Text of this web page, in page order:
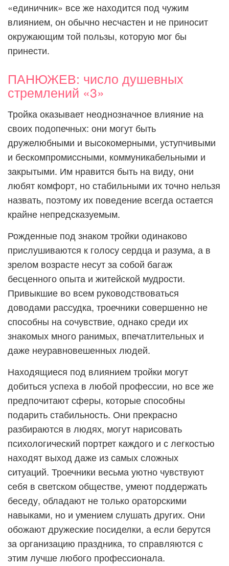
«единичник» все же находится под чужим
влиянием, он обычно несчастен и не приносит
окружающим той пользы, которую мог бы
принести.
ПАНЮЖЕВ: число душевных
стремлений «3»
Тройка оказывает неоднозначное влияние на
своих подопечных: они могут быть
дружелюбными и высокомерными, уступчивыми
и бескомпромиссными, коммуникабельными и
закрытыми. Им нравится быть на виду, они
любят комфорт, но стабильными их точно нельзя
назвать, поэтому их поведение всегда остается
крайне непредсказуемым.
Рожденные под знаком тройки одинаково
прислушиваются к голосу сердца и разума, а в
зрелом возрасте несут за собой багаж
бесценного опыта и житейской мудрости.
Привыкшие во всем руководствоваться
доводами рассудка, троечники совершенно не
способны на сочувствие, однако среди их
знакомых много ранимых, впечатлительных и
даже неуравновешенных людей.
Находящиеся под влиянием тройки могут
добиться успеха в любой профессии, но все же
предпочитают сферы, которые способны
подарить стабильность. Они прекрасно
разбираются в людях, могут нарисовать
психологический портрет каждого и с легкостью
находят выход даже из самых сложных
ситуаций. Троечники весьма уютно чувствуют
себя в светском обществе, умеют поддержать
беседу, обладают не только ораторскими
навыками, но и умением слушать других. Они
обожают дружеские посиделки, а если берутся
за организацию праздника, то справляются с
этим лучше любого профессионала.